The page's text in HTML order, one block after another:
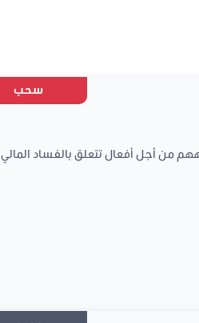
سحب
من أجل أفعال تتعلق بالفساد المالي